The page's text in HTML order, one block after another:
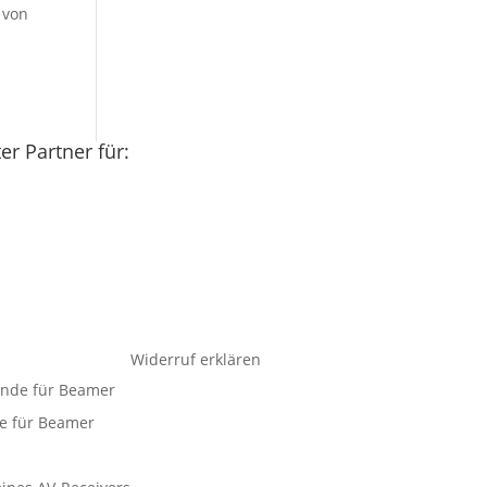
Partner für:
für Beamer
für Beamer
Widerruf erklären